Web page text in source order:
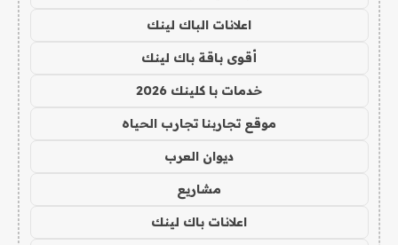
اعلانات الباك لينك
أقوى باقة باك لينك
خدمات با كلينك 2026
موقع تجاربنا تجارب الحياه
ديوان العرب
مشاريع
اعلانات باك لينك